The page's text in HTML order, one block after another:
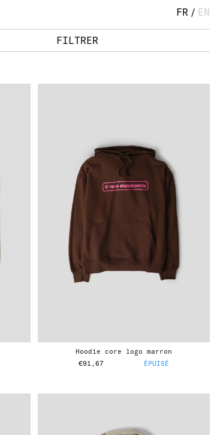
FR / EN
FILTRER
hoodie core logo marron
€91,67
ÉPUISÉ